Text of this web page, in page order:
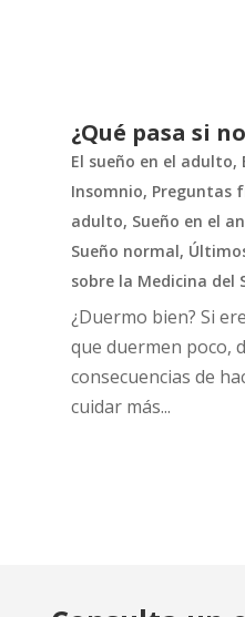
¿Qué pasa si
El sueño en el adulto,
Insomnio, Preguntas
adulto, Sueño en el
Sueño normal,
sobre la Medicina del
¿Duermo bien? Si
que duermen poco,
consecuencias de
cuidar más...